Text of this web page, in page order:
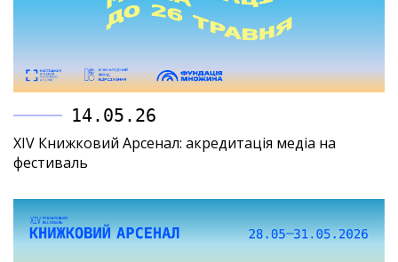
14.05.26
XIV Книжковий Арсенал: акредитація медіа на
фестиваль